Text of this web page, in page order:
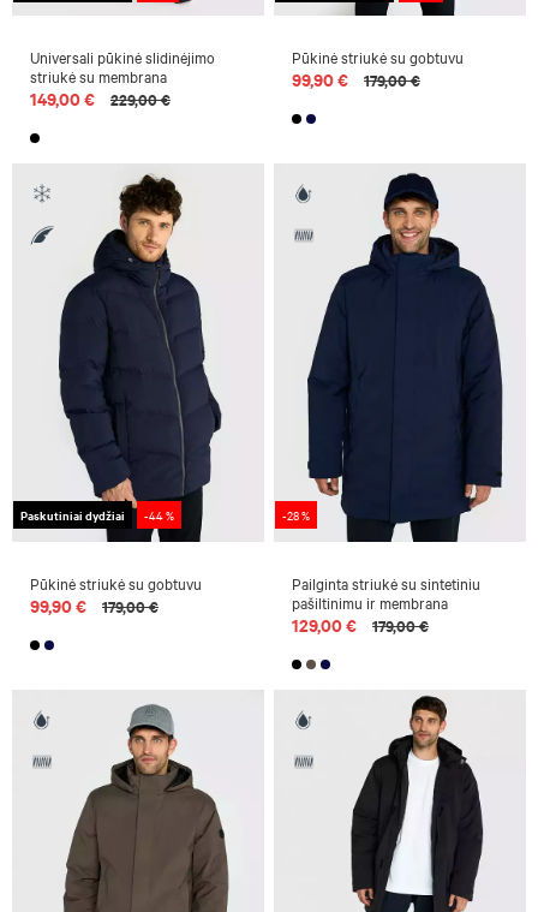
Universali pūkinė slidinėjimo
striukė su membrana
149,00 € 229,00 €
Pūkinė striukė su gobtuvu
99,90 € 179,00 €
Paskutiniai dydžiai -44 %
Pūkinė striukė su gobtuvu
99,90 € 179,00 €
-28 %
Pailginta striukė su sintetiniu
pašiltinimu ir membrana
129,00 € 179,00 €